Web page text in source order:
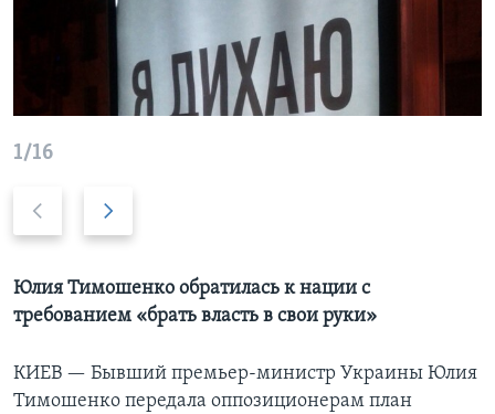
СОЦИАЛЬНЫЕ СЕТИ
Языки
1/16
Previous
Дальше
Юлия Тимошенко обратилась к нации с
требованием «брать власть в свои руки»
КИЕВ — Бывший премьер-министр Украины Юлия
Тимошенко передала оппозиционерам план